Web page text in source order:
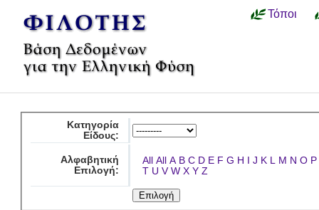
Τόποι
Κατηγορία
Είδους:
Αλφαβητική
Επιλογή:
All All A B C D E F G H I J K L M N O P
T U V W X Y Z